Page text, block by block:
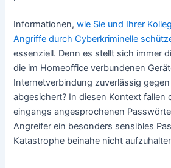
Informationen,wie Sie und Ihrer
Angriffe durch Cyberkriminelle
essenziell. Denn es stellt sich immer
die im Homeoffice verbundenen
Internetverbindung zuverlässig
abgesichert? In diesen Kontext fallen
eingangs angesprochenen
Angreifer ein besonders sensibles
Katastrophe beinahe nicht